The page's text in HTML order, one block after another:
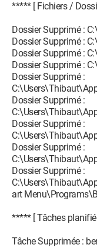
***** [ Fichiers /
Dossier Supprimé :
Dossier Supprimé :
Dossier Supprimé :
Dossier Supprimé :
Dossier Supprimé :
Dossier Supprimé :
Dossier Supprimé :
Dossier Supprimé :
Dossier Supprimé :
art
***** [ Tâches
Tâche Supprimée :